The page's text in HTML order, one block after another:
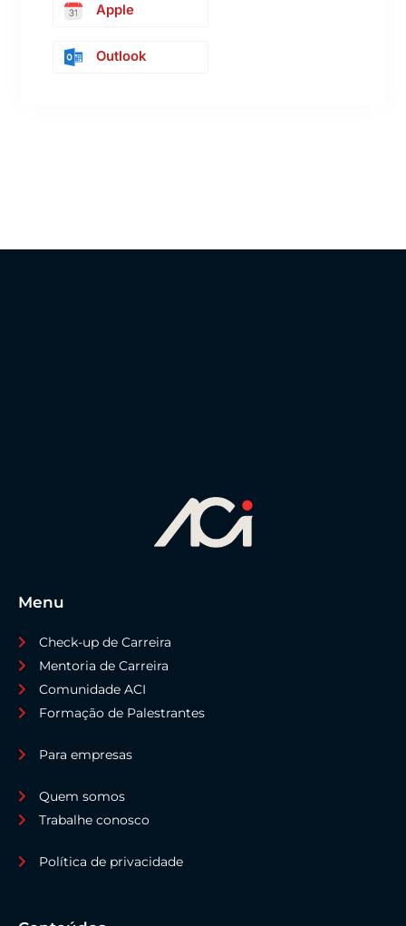
Apple
Outlook
Menu
Check-up de Carreira
Mentoria de Carreira
Comunidade ACI
Formação de Palestrantes
Para empresas
Quem somos
Trabalhe conosco
Política de privacidade